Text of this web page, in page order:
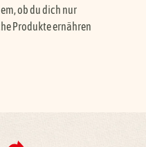
ob du dich nur
Produkte ernähren